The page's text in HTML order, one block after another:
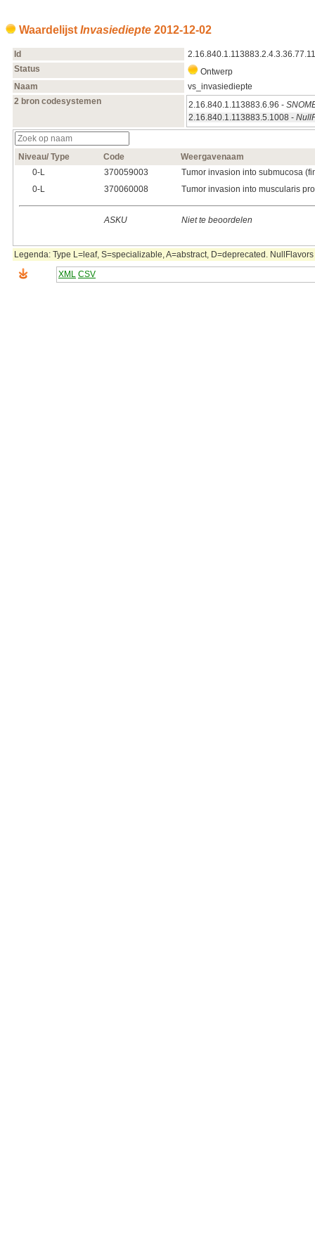
Waardelijst Invasiediepte 2012‑12‑02
Id
Status
Ontwerp
Naam
vs_invasiediepte
2 bron codesystemen
2.16.840.1.113883.6.96 -
2.16.840.1.113883.5.1008 -
Niveau/ Type Code
Weergavenaam
0‑L
370059003
Tumor invasion into submucosa
0‑L
370060008 Tumor invasion into muscularis
ASKU Niet te beoordelen
Legenda: Type L=leaf, S=specializable, A=abstract, D=deprecated.
XML CSV